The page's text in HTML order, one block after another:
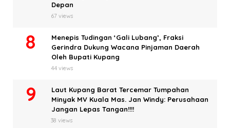
Depan
67 views
Menepis Tudingan ‘Gali Lubang’, Fraksi
Gerindra Dukung Wacana Pinjaman Daerah
Oleh Bupati Kupang
44 views
Laut Kupang Barat Tercemar Tumpahan
Minyak MV Kuala Mas. Jan Windy: Perusahaan
Jangan Lepas Tangan!!!!
38 views